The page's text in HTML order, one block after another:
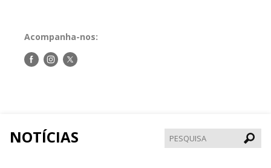
Acompanha-nos:
Siga-Siga-Siga-
NOTÍCIAS